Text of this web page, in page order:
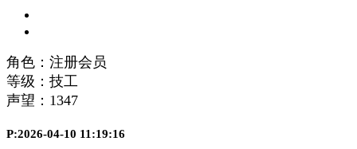
角色：注册会员
等级：技工
声望： 1347
P:2026-04-10 11:19:16